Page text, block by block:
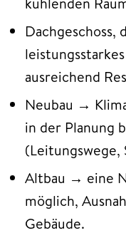
Dachgeschoss,
ausreichend
Neubau →
in der Planung
Altbau → eine
möglich,
Gebäude.